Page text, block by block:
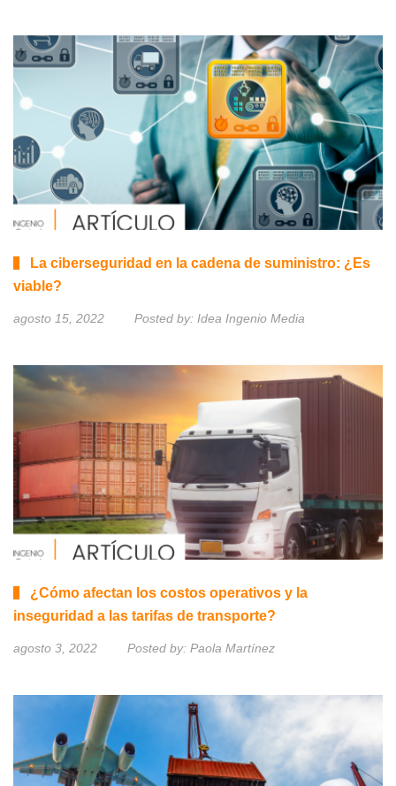
La ciberseguridad en la cadena de suministro: ¿Es
viable?
agosto 15, 2022 Posted by: Idea Ingenio Media
¿Cómo afectan los costos operativos y la
inseguridad a las tarifas de transporte?
agosto 3, 2022 Posted by: Paola Martínez